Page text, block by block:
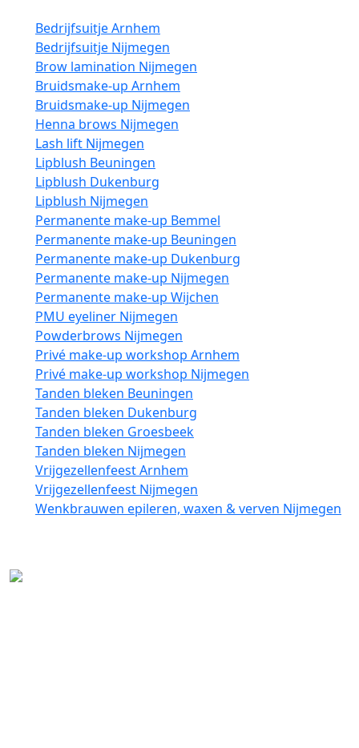
Bedrijfsuitje Arnhem
Bedrijfsuitje Nijmegen
Brow lamination Nijmegen
Bruidsmake-up Arnhem
Bruidsmake-up Nijmegen
Henna brows Nijmegen
Lash lift Nijmegen
Lipblush Beuningen
Lipblush Dukenburg
Lipblush Nijmegen
Permanente make-up Bemmel
Permanente make-up Beuningen
Permanente make-up Dukenburg
Permanente make-up Nijmegen
Permanente make-up Wijchen
PMU eyeliner Nijmegen
Powderbrows Nijmegen
Privé make-up workshop Arnhem
Privé make-up workshop Nijmegen
Tanden bleken Beuningen
Tanden bleken Dukenburg
Tanden bleken Groesbeek
Tanden bleken Nijmegen
Vrijgezellenfeest Arnhem
Vrijgezellenfeest Nijmegen
Wenkbrauwen epileren, waxen & verven Nijmegen